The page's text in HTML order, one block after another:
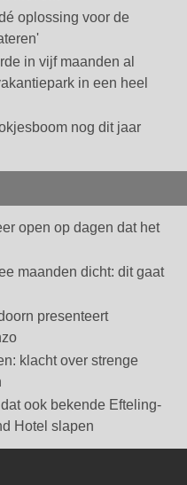
oplossing voor de
in vijf maanden al
in een heel
nog dit jaar
open op dagen dat het
maanden dicht: dit gaat
presenteert
klacht over strenge
ook bekende Efteling-
Hotel slapen